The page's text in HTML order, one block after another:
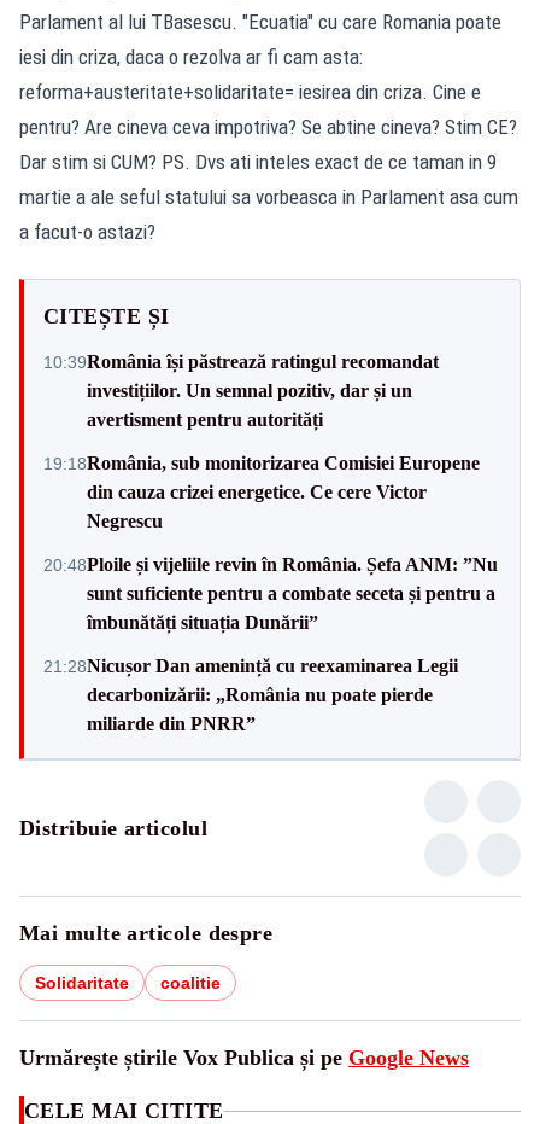
Parlament al lui TBasescu. "Ecuatia" cu care Romania poate
iesi din criza, daca o rezolva ar fi cam asta:
reforma+austeritate+solidaritate= iesirea din criza. Cine e
pentru? Are cineva ceva impotriva? Se abtine cineva? Stim CE?
Dar stim si CUM? PS. Dvs ati inteles exact de ce taman in 9
martie a ale seful statului sa vorbeasca in Parlament asa cum
a facut-o astazi?
CITEȘTE ȘI
10:39România își păstrează ratingul recomandat
investițiilor. Un semnal pozitiv, dar și un
avertisment pentru autorități
19:18România, sub monitorizarea Comisiei Europene
din cauza crizei energetice. Ce cere Victor
Negrescu
20:48Ploile și vijeliile revin în România. Șefa ANM: ”Nu
sunt suficiente pentru a combate seceta și pentru a
îmbunătăți situația Dunării”
21:28Nicușor Dan amenință cu reexaminarea Legii
decarbonizării: „România nu poate pierde
miliarde din PNRR”
Distribuie articolul
Mai multe articole despre
Solidaritate coalitie
Urmărește știrile Vox Publica și pe Google News
CELE MAI CITITE